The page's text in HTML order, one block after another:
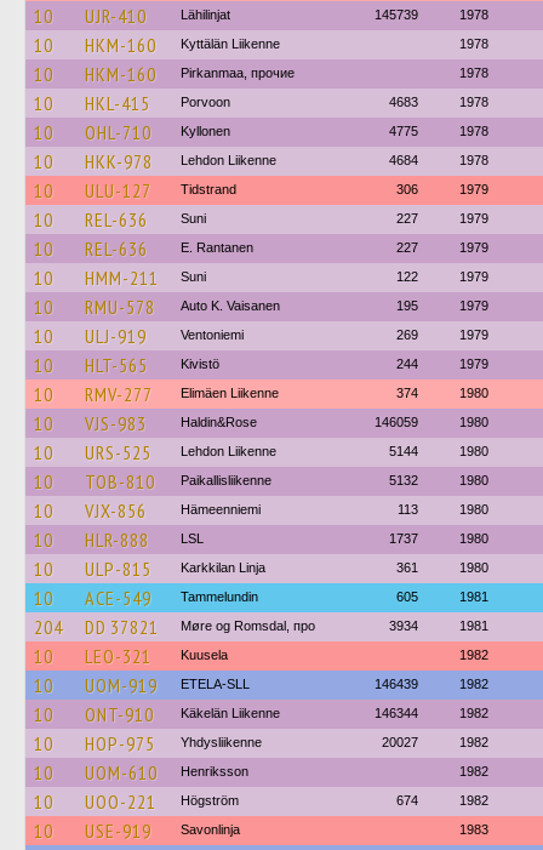
10 UJR-410 Lähilinjat 145739 1978
10 HKM-160 Kyttälän Liikenne 1978
10 HKM-160 Pirkanmaa, прочие 1978
10 HKL-415 Porvoon 4683 1978
10 OHL-710 Kyllonen 4775 1978
10 HKK-978 Lehdon Liikenne 4684 1978
10 ULU-127 Tidstrand 306 1979
10 REL-636 Suni 227 1979
10 REL-636 E. Rantanen 227 1979
10 HMM-211 Suni 122 1979
10 RMU-578 Auto K. Vaisanen 195 1979
10 ULJ-919 Ventoniemi 269 1979
10 HLT-565 Kivistö 244 1979
10 RMV-277 Elimäen Liikenne 374 1980
10 VJS-983 Haldin&Rose 146059 1980
10 URS-525 Lehdon Liikenne 5144 1980
10 TOB-810 Paikallisliikenne 5132 1980
10 VJX-856 Hämeenniemi 113 1980
10 HLR-888 LSL 1737 1980
10 ULP-815 Karkkilan Linja 361 1980
10 ACE-549 Tammelundin 605 1981
204 DD 37821 Møre og Romsdal, про 3934 1981
10 LEO-321 Kuusela 1982
10 UOM-919 ETELA-SLL 146439 1982
10 ONT-910 Käkelän Liikenne 146344 1982
10 HOP-975 Yhdysliikenne 20027 1982
10 UOM-610 Henriksson 1982
10 UOO-221 Högström 674 1982
10 USE-919 Savonlinja 1983